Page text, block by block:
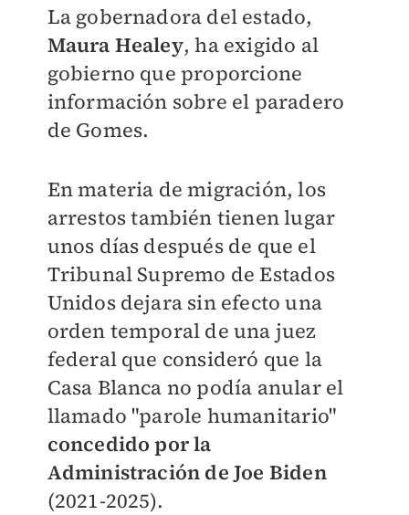
La gobernadora del estado,
Maura Healey, ha exigido al
gobierno que proporcione
información sobre el paradero
de Gomes.
En materia de migración, los
arrestos también tienen lugar
unos días después de que el
Tribunal Supremo de Estados
Unidos dejara sin efecto una
orden temporal de una juez
federal que consideró que la
Casa Blanca no podía anular el
llamado "parole humanitario"
concedido por la
Administración de Joe Biden
(2021-2025).